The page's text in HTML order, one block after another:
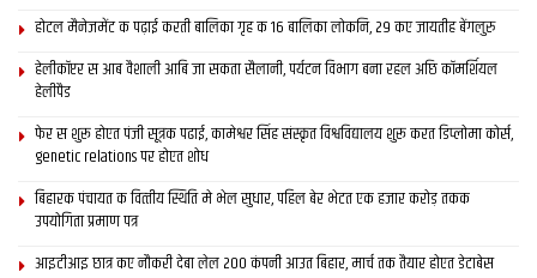
होटल मैनेजमेंट क पढ़ाई करती बालिका गृह क 16 बालिका लोकनि, 29 कए जायतीह बेंगलुरु
हेलीकॉप्टर स आब वैशाली आबि जा सकता सैलानी, पर्यटन विभाग बना रहल अछि कॉमर्शियल
हेलीपैड
फेर स शुरू होएत पंजी सूत्रक पढाई, कामेश्वर सिंह संस्कृत विश्वविद्यालय शुरू करत डिप्लोमा कोर्स,
genetic relations पर होएत शोध
बिहारक पंचायत क वित्‍तीय स्थिति मे भेल सुधार, पहिल बेर भेटत एक हजार करोड़ तकक
उपयोगिता प्रमाण पत्र
आइटीआइ छात्र कए नौकरी देबा लेल 200 कंपनी आउत बिहार, मार्च तक तैयार होएत डेटाबेस